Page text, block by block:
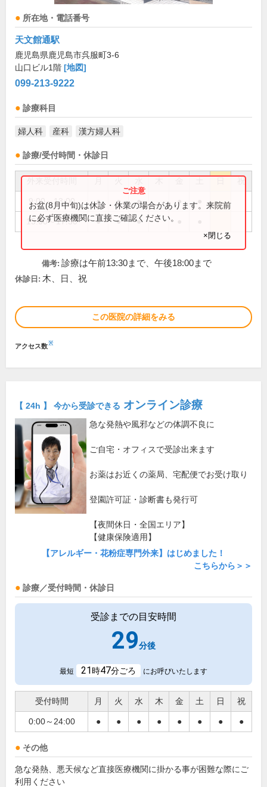
所在地・電話番号
天文館通駅
鹿児島県鹿児島市呉服町3-6
山口ビル1階 [地図]
099-213-9222
診療科目
婦人科 産科 漢方婦人科
診療/受付時間・休診日
祝
9:00～13:00 ● ● ● ●
15:00～17:30 ● ● ●
お盆(8月中旬)は休診・休業の場合があります。来院前
に必ず医療機関に直接ご確認ください。
×閉じる
備考: 診療は午前13:30まで、午後18:00まで
休診日: 木、日、祝
この医院の詳細をみる
アクセス数※
【 24h 】 今から受診できる オンライン診療
急な発熱や風邪などの体調不良に
ご自宅・オフィスで受診出来ます
お薬はお近くの薬局、宅配便でお受け取り
登園許可証・診断書も発行可
【夜間休日・全国エリア】
【健康保険適用】
【アレルギー・花粉症専門外来】はじめました！
こちらから＞＞
診療／受付時間・休診日
受診までの目安時間
29分後
最短 21時47分ごろ にお呼びいたします
受付時間 月 火 水 木 金 土 日 祝
0:00～24:00 ● ● ● ● ● ● ● ●
その他
急な発熱、悪天候など直接医療機関に掛かる事が困難な際にご
利用ください